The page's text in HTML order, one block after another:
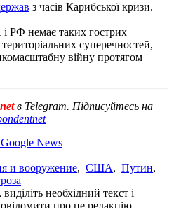
з часів Карибської кризи.
РФ немає таких гострих
суперечностей,
війну протягом
в Telegram. Підписуйтесь на
News
и вооружение, США, Путин,
необхідний текст і
про це редакцію.